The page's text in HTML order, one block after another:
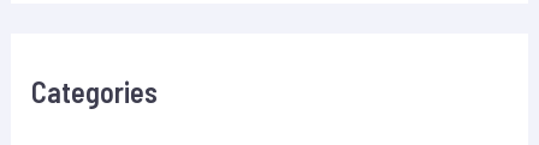
Categories